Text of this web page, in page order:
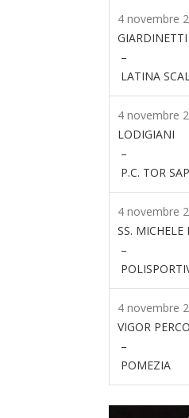
4 novembre
–
LATINA
4 novembre
LODIGIANI
–
P.C. TOR
4 novembre
SS.
–
4 novembre
VIGOR
–
POMEZIA